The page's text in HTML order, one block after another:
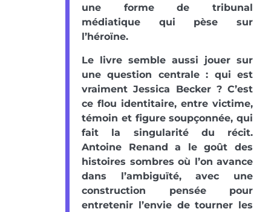
une forme de tribunal
médiatique qui pèse sur
l’héroïne.
Le livre semble aussi jouer sur
une question centrale : qui est
vraiment Jessica Becker ? C’est
ce flou identitaire, entre victime,
témoin et figure soupçonnée, qui
fait la singularité du récit.
Antoine Renand a le goût des
histoires sombres où l’on avance
dans l’ambiguïté, avec une
construction pensée pour
entretenir l’envie de tourner les